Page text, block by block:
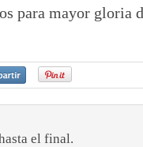
para mayor gloria
el final.